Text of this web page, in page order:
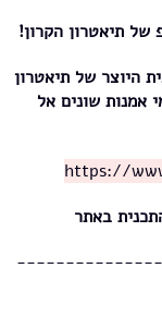
תיאטרון הקרון!
היוצר של תיאטרון
אמנות שונים אל
https://
באתר